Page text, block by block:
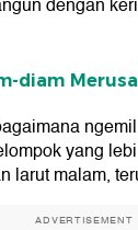
dengan
diam
yang
larut malam,
ADVERTISEMENT